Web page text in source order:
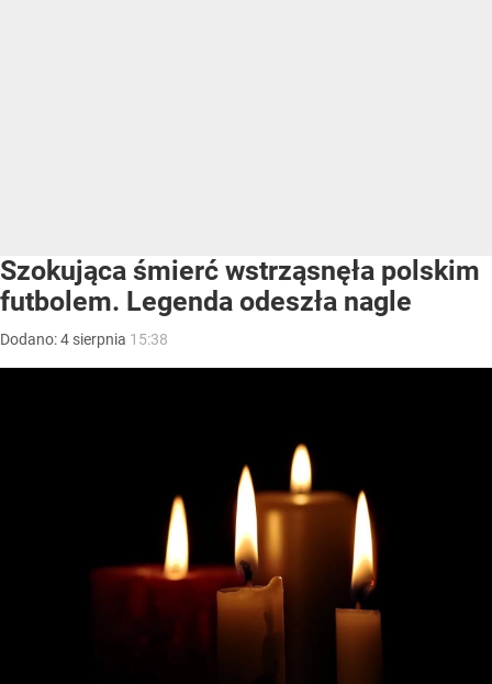
Szokująca śmierć wstrząsnęła polskim
futbolem. Legenda odeszła nagle
Dodano:4 sierpnia 15:38